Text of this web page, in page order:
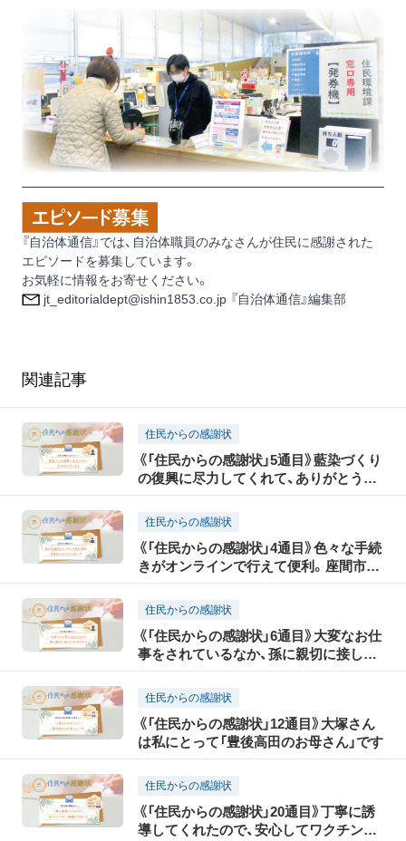
『自治体通信』では、自治体職員のみなさんが住民に感謝された
エピソードを募集しています。
お気軽に情報をお寄せください。
jt_editorialdept@ishin1853.co.jp 『自治体通信』編集部
関連記事
住民からの感謝状
《「住民からの感謝状」5通目》藍染づくり
の復興に尽力してくれて、ありがとうご
住民からの感謝状
《「住民からの感謝状」4通目》色々な手続
きがオンラインで行えて便利。座間市に
住民からの感謝状
《「住民からの感謝状」6通目》大変なお仕
事をされているなか、孫に親切に接して
住民からの感謝状
《「住民からの感謝状」12通目》大塚さん
は私にとって「豊後高田のお母さん」です
住民からの感謝状
《「住民からの感謝状」20通目》丁寧に誘
導してくれたので、安心してワクチン接